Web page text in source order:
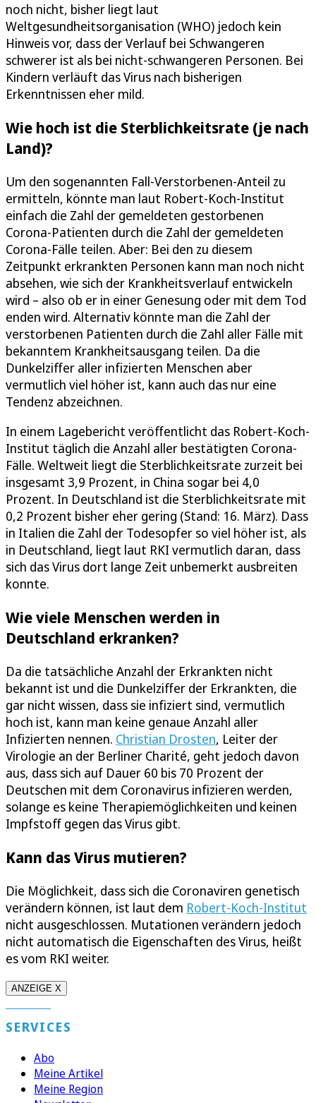
noch nicht, bisher liegt laut
Weltgesundheitsorganisation (WHO) jedoch kein
Hinweis vor, dass der Verlauf bei Schwangeren
schwerer ist als bei nicht-schwangeren Personen. Bei
Kindern verläuft das Virus nach bisherigen
Erkenntnissen eher mild.
Wie hoch ist die Sterblichkeitsrate (je nach
Land)?
Um den sogenannten Fall-Verstorbenen-Anteil zu
ermitteln, könnte man laut Robert-Koch-Institut
einfach die Zahl der gemeldeten gestorbenen
Corona-Patienten durch die Zahl der gemeldeten
Corona-Fälle teilen. Aber: Bei den zu diesem
Zeitpunkt erkrankten Personen kann man noch nicht
absehen, wie sich der Krankheitsverlauf entwickeln
wird – also ob er in einer Genesung oder mit dem Tod
enden wird. Alternativ könnte man die Zahl der
verstorbenen Patienten durch die Zahl aller Fälle mit
bekanntem Krankheitsausgang teilen. Da die
Dunkelziffer aller infizierten Menschen aber
vermutlich viel höher ist, kann auch das nur eine
Tendenz abzeichnen.
In einem Lagebericht veröffentlicht das Robert-Koch-
Institut täglich die Anzahl aller bestätigten Corona-
Fälle. Weltweit liegt die Sterblichkeitsrate zurzeit bei
insgesamt 3,9 Prozent, in China sogar bei 4,0
Prozent. In Deutschland ist die Sterblichkeitsrate mit
0,2 Prozent bisher eher gering (Stand: 16. März). Dass
in Italien die Zahl der Todesopfer so viel höher ist, als
in Deutschland, liegt laut RKI vermutlich daran, dass
sich das Virus dort lange Zeit unbemerkt ausbreiten
konnte.
Wie viele Menschen werden in
Deutschland erkranken?
Da die tatsächliche Anzahl der Erkrankten nicht
bekannt ist und die Dunkelziffer der Erkrankten, die
gar nicht wissen, dass sie infiziert sind, vermutlich
hoch ist, kann man keine genaue Anzahl aller
Infizierten nennen. Christian Drosten, Leiter der
Virologie an der Berliner Charité, geht jedoch davon
aus, dass sich auf Dauer 60 bis 70 Prozent der
Deutschen mit dem Coronavirus infizieren werden,
solange es keine Therapiemöglichkeiten und keinen
Impfstoff gegen das Virus gibt.
Kann das Virus mutieren?
Die Möglichkeit, dass sich die Coronaviren genetisch
verändern können, ist laut dem Robert-Koch-Institut
nicht ausgeschlossen. Mutationen verändern jedoch
nicht automatisch die Eigenschaften des Virus, heißt
es vom RKI weiter.
ANZEIGE X
SERVICES
Abo
Meine Artikel
Meine Region